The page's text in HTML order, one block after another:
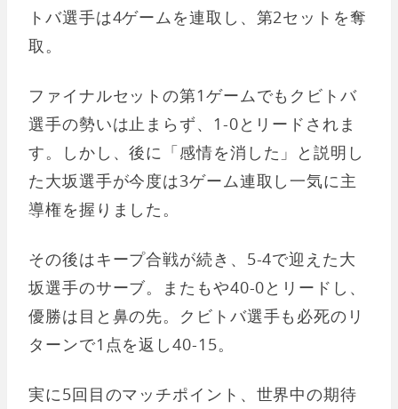
トバ選手は4ゲームを連取し、第2セットを奪
取。
ファイナルセットの第1ゲームでもクビトバ
選手の勢いは止まらず、1-0とリードされま
す。しかし、後に「感情を消した」と説明し
た大坂選手が今度は3ゲーム連取し一気に主
導権を握りました。
その後はキープ合戦が続き、5-4で迎えた大
坂選手のサーブ。またもや40-0とリードし、
優勝は目と鼻の先。クビトバ選手も必死のリ
ターンで1点を返し40-15。
実に5回目のマッチポイント、世界中の期待